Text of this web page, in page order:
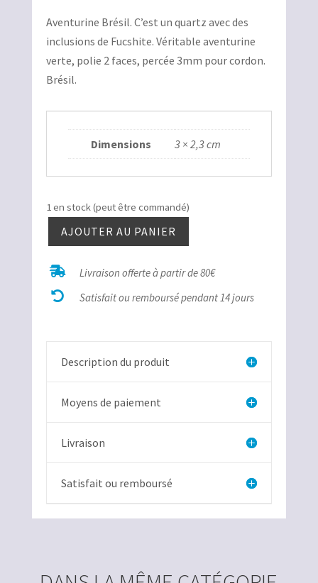
Aventurine Brésil. C’est un quartz avec des
inclusions de Fucshite. Véritable aventurine
verte, polie 2 faces, percée 3mm pour cordon.
Brésil.
Dimensions 3 × 2,3 cm
1 en stock (peut être commandé)
quantité
Aventurine
Brésil
AJOUTER AU PANIER
 Livraison offerte à partir de 80€
 Satisfait ou remboursé pendant 14 jours
Description du produit
Moyens de paiement
Livraison
Satisfait ou remboursé